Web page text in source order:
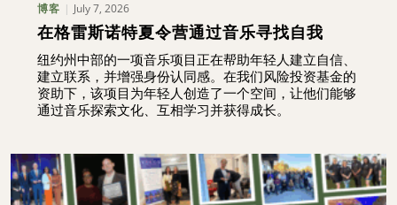
博客 July 7, 2026
在格雷斯诺特夏令营通过音乐寻找自我
纽约州中部的一项音乐项目正在帮助年轻人建立自信、
建立联系，并增强身份认同感。在我们风险投资基金的
资助下，该项目为年轻人创造了一个空间，让他们能够
通过音乐探索文化、互相学习并获得成长。